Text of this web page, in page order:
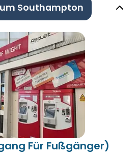
Southampton
Für Fußgänger)